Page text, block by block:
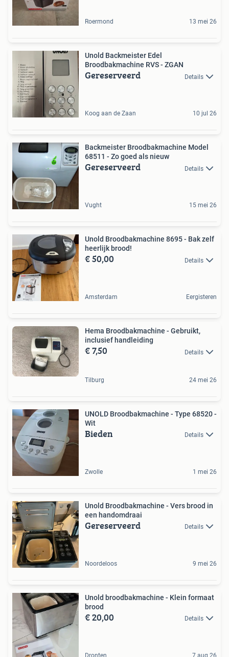
Roermond 13 mei 26
Unold Backmeister Edel
Broodbakmachine RVS - ZGAN
Gereserveerd Details
Koog aan de Zaan 10 jul 26
Backmeister Broodbakmachine Model
68511 - Zo goed als nieuw
Gereserveerd Details
Vught 15 mei 26
Unold Broodbakmachine 8695 - Bak zelf
heerlijk brood!
€ 50,00 Details
Amsterdam Eergisteren
Hema Broodbakmachine - Gebruikt,
inclusief handleiding
€ 7,50 Details
Tilburg 24 mei 26
UNOLD Broodbakmachine - Type 68520 -
Wit
Bieden Details
Zwolle 1 mei 26
Unold Broodbakmachine - Vers brood in
een handomdraai
Gereserveerd Details
Noordeloos 9 mei 26
Unold broodbakmachine - Klein formaat
brood
€ 20,00 Details
Dronten 7 aug 26